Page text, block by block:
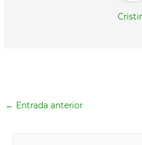
← Entrada anterior